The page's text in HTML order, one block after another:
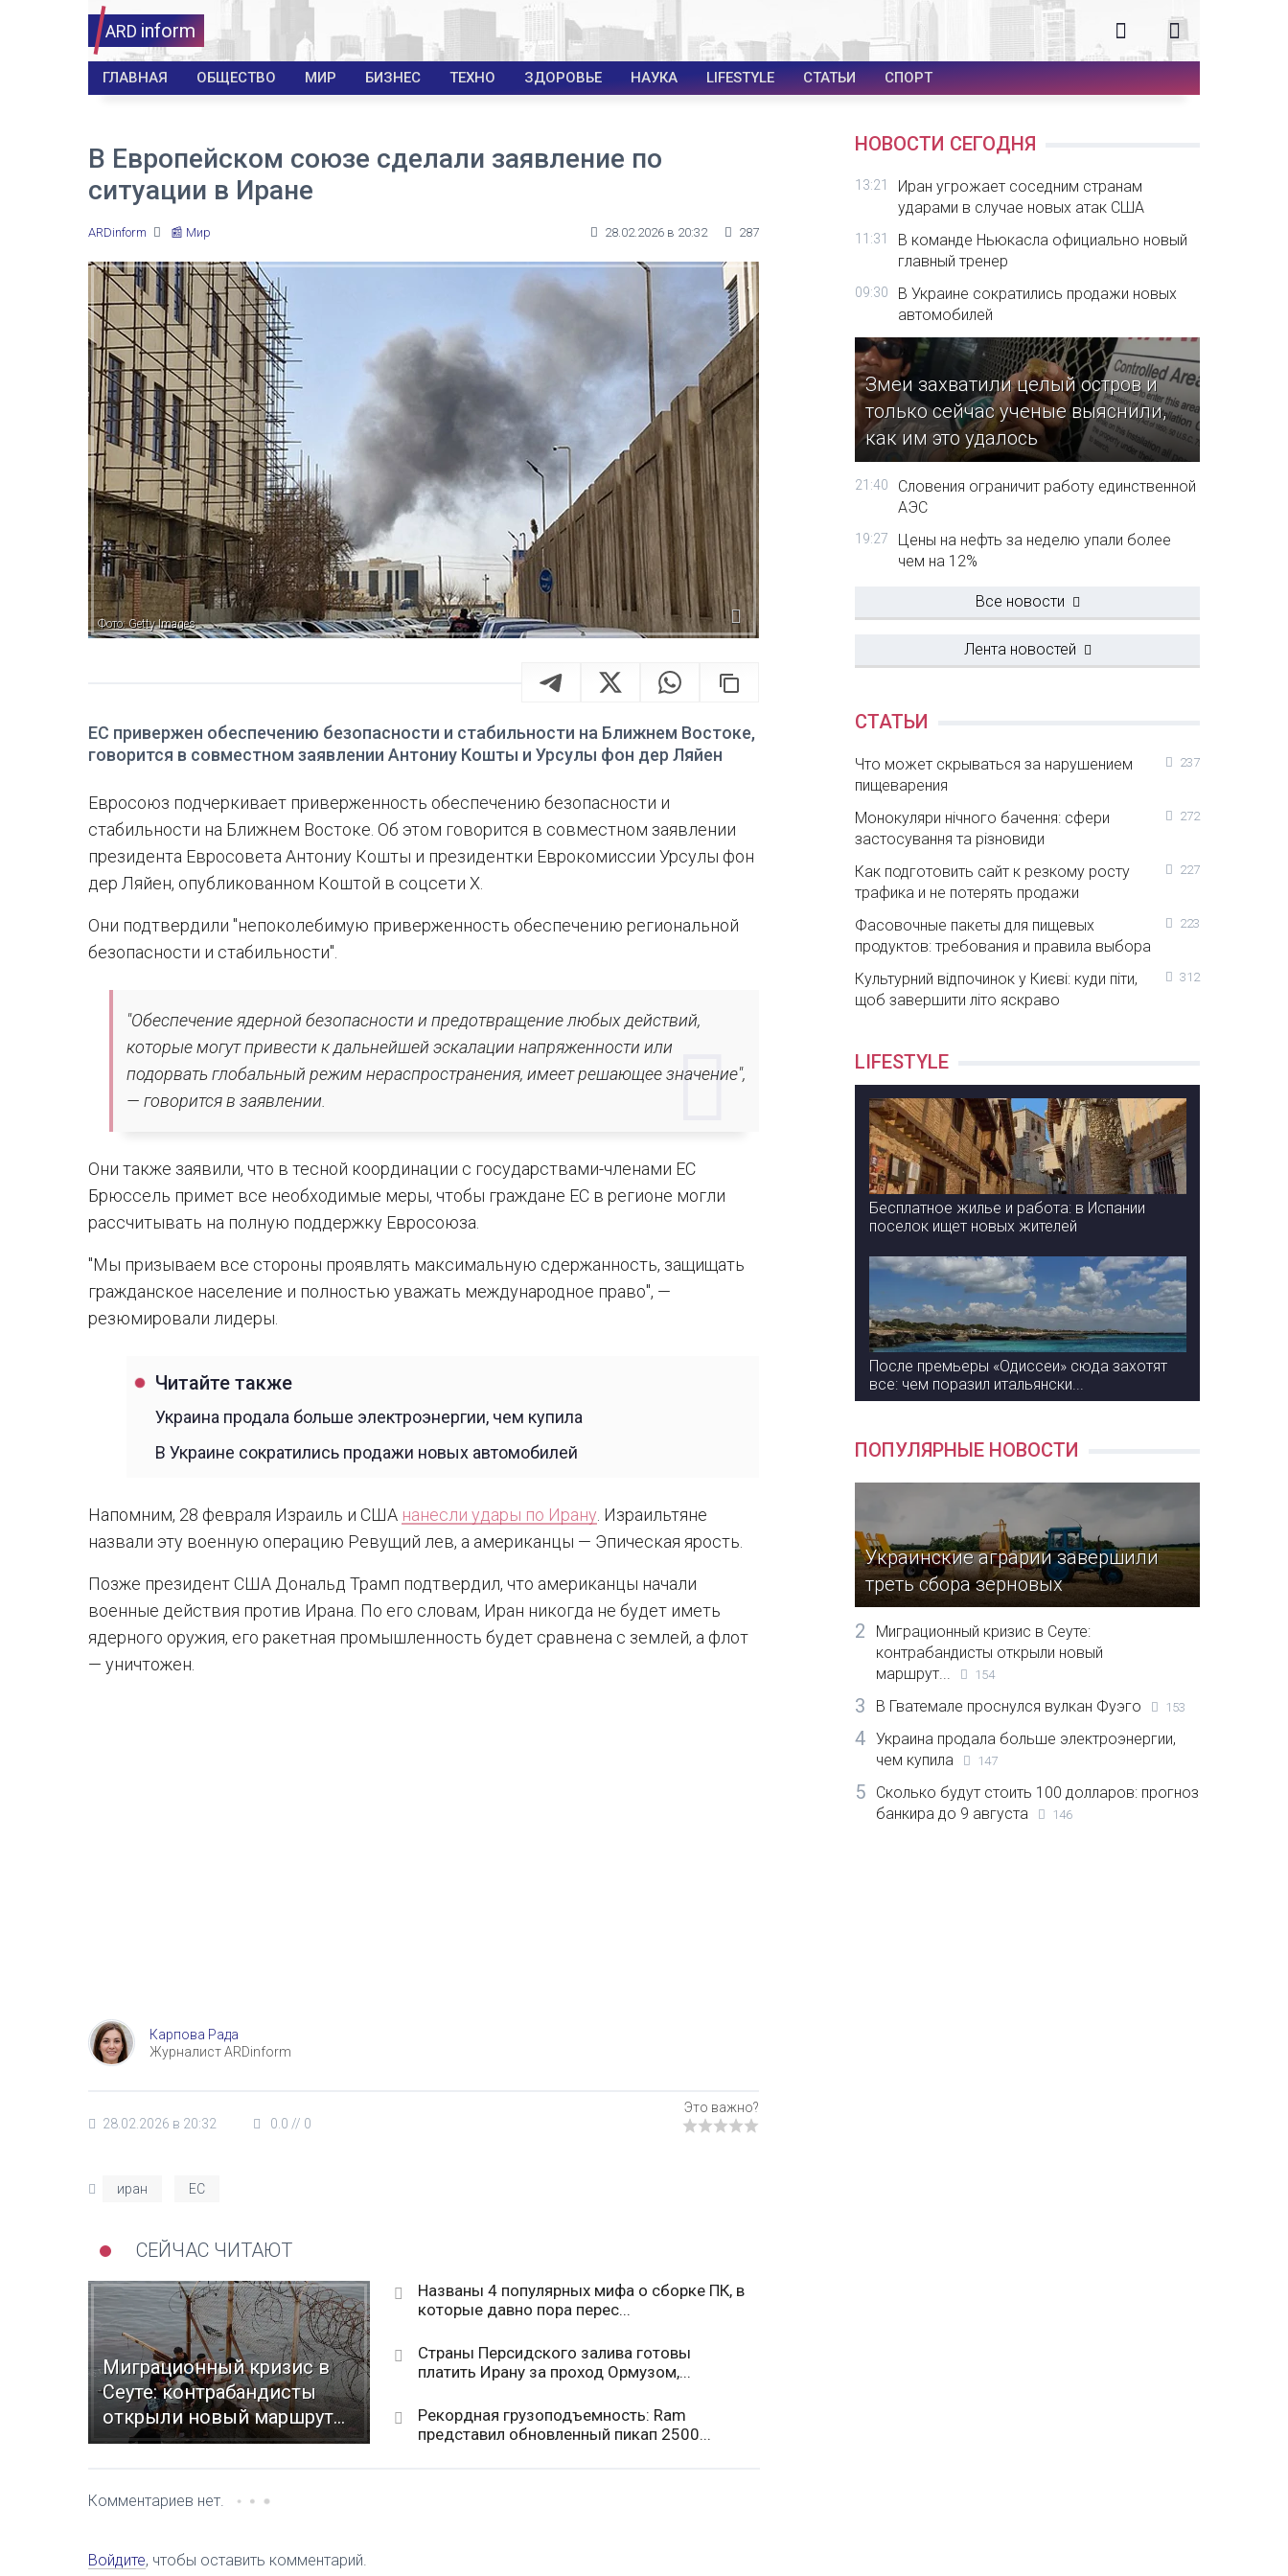
ARD inform
ГЛАВНАЯ ОБЩЕСТВО МИР БИЗНЕС ТЕХНО ЗДОРОВЬЕ НАУКА LIFESTYLE СТАТЬИ СПОРТ
В Европейском союзе сделали заявление по
ситуации в Иране
ARDinform 📰 Мир 28.02.2026 в 20:32 287
Фото: Getty Images
ЕС привержен обеспечению безопасности и стабильности на Ближнем Востоке,
говорится в совместном заявлении Антониу Кошты и Урсулы фон дер Ляйен
Евросоюз подчеркивает приверженность обеспечению безопасности и
стабильности на Ближнем Востоке. Об этом говорится в совместном заявлении
президента Евросовета Антониу Кошты и президентки Еврокомиссии Урсулы фон
дер Ляйен, опубликованном Коштой в соцсети X.
Они подтвердили "непоколебимую приверженность обеспечению региональной
безопасности и стабильности".
"Обеспечение ядерной безопасности и предотвращение любых действий,
которые могут привести к дальнейшей эскалации напряженности или
подорвать глобальный режим нераспространения, имеет решающее значение",
— говорится в заявлении.
Они также заявили, что в тесной координации с государствами-членами ЕС
Брюссель примет все необходимые меры, чтобы граждане ЕС в регионе могли
рассчитывать на полную поддержку Евросоюза.
"Мы призываем все стороны проявлять максимальную сдержанность, защищать
гражданское население и полностью уважать международное право", —
резюмировали лидеры.
Читайте также
Украина продала больше электроэнергии, чем купила
В Украине сократились продажи новых автомобилей
Напомним, 28 февраля Израиль и США нанесли удары по Ирану . Израильтяне
назвали эту военную операцию Ревущий лев, а американцы — Эпическая ярость.
Позже президент США Дональд Трамп подтвердил, что американцы начали
военные действия против Ирана. По его словам, Иран никогда не будет иметь
ядерного оружия, его ракетная промышленность будет сравнена с землей, а флот
— уничтожен.
Карпова Рада
Журналист ARDinform
28.02.2026 в 20:32 0.0 // 0
иран ЕС
СЕЙЧАС ЧИТАЮТ
Миграционный кризис в
Сеуте: контрабандисты
открыли новый маршрут...
Названы 4 популярных мифа о сборке ПК, в
которые давно пора перес...
Страны Персидского залива готовы
платить Ирану за проход Ормузом,...
Рекордная грузоподъемность: Ram
представил обновленный пикап 2500...
Комментариев нет.
Войдите, чтобы оставить комментарий.
НОВОСТИ СЕГОДНЯ
13:21
Иран угрожает соседним странам
ударами в случае новых атак США
11:31
В команде Ньюкасла официально новый
главный тренер
09:30
В Украине сократились продажи новых
автомобилей
Змеи захватили целый остров и
только сейчас ученые выяснили,
как им это удалось
21:40
Словения ограничит работу единственной
АЭС
19:27
Цены на нефть за неделю упали более
чем на 12%
Все новости
Лента новостей
СТАТЬИ
Что может скрываться за нарушением
пищеварения
237
Монокуляри нічного бачення: сфери
застосування та різновиди
272
Как подготовить сайт к резкому росту
трафика и не потерять продажи
227
Фасовочные пакеты для пищевых
продуктов: требования и правила выбора
223
Культурний відпочинок у Києві: куди піти,
щоб завершити літо яскраво
312
LIFESTYLE
Бесплатное жилье и работа: в Испании
поселок ищет новых жителей
После премьеры «Одиссеи» сюда захотят
все: чем поразил итальянски...
ПОПУЛЯРНЫЕ НОВОСТИ
Украинские аграрии завершили
треть сбора зерновых
2
Миграционный кризис в Сеуте:
контрабандисты открыли новый
маршрут...
154
3 В Гватемале проснулся вулкан Фуэго 153
4
Украина продала больше электроэнергии,
чем купила
147
5
Сколько будут стоить 100 долларов: прогноз
банкира до 9 августа
146